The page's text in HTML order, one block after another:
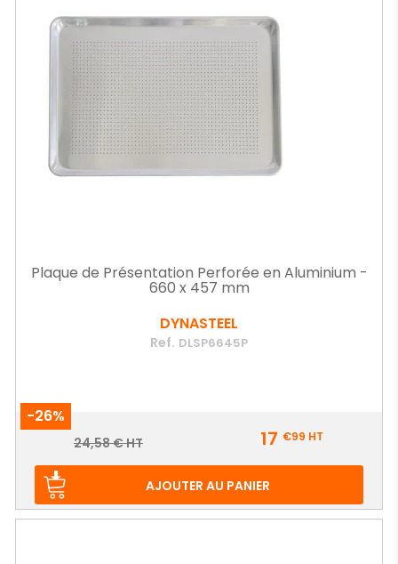
Plaque de Présentation Perforée en Aluminium -
660 x 457 mm
DYNASTEEL
Ref. DLSP6645P
-26%
Prix
Prix
24,58 € HT 17 €99 HT
AJOUTER AU PANIER